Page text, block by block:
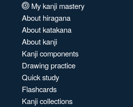
My kanji mastery
About hiragana
About katakana
About kanji
Kanji components
Drawing practice
Quick study
Flashcards
Kanji collections